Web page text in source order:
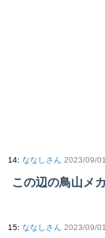
14: ななしさん 2023/09/
この辺の鳥山メ
15: ななしさん 2023/09/